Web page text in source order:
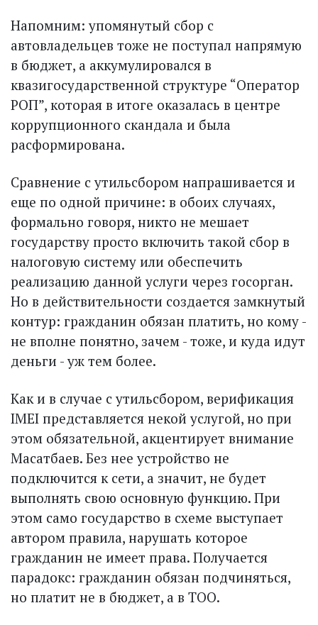
Напомним: упомянутый сбор с
автовладельцев тоже не поступал напрямую
в бюджет, а аккумулировался в
квазигосударственной структуре “Оператор
РОП”, которая в итоге оказалась в центре
коррупционного скандала и была
расформирована.
Сравнение с утильсбором напрашивается и
еще по одной причине: в обоих случаях,
формально говоря, никто не мешает
государству просто включить такой сбор в
налоговую систему или обеспечить
реализацию данной услуги через госорган.
Но в действительности создается замкнутый
контур: гражданин обязан платить, но кому -
не вполне понятно, зачем - тоже, и куда идут
деньги - уж тем более.
Как и в случае с утильсбором, верификация
IMEI представляется некой услугой, но при
этом обязательной, акцентирует внимание
Масатбаев. Без нее устройство не
подключится к сети, а значит, не будет
выполнять свою основную функцию. При
этом само государство в схеме выступает
автором правила, нарушать которое
гражданин не имеет права. Получается
парадокс: гражданин обязан подчиняться,
но платит не в бюджет, а в ТОО.